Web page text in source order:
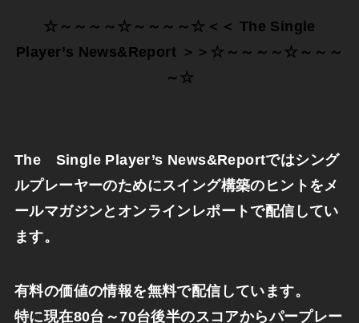
☆～～～～☆～～～～☆＜＜ The Single
Player’s News&Report ＞＞☆～～～～☆～～～
～☆
The Single Player’s News&Reportではシング
ルプレーヤーのためにスイング構築のヒン トをメ
ールマガジンとオンラインレポートで配信してい
ます。
有料の価値の情報を無料で配信しています。
特に現在80台～70台後半のスコアからパープレー